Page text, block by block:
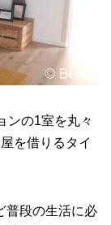
ンの1室を丸々
を借りるタイ
普段の生活に必